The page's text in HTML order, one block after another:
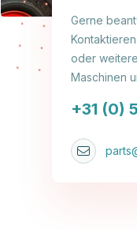
Gerne
oder
Maschinen
+31 (0)